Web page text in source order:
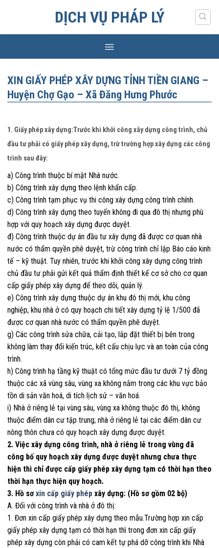
DỊCH VỤ PHÁP LÝ
XIN GIẤY PHÉP XÂY DỰNG TỈNH TIỀN GIANG –
Huyện Chợ Gạo – Xã Đăng Hưng Phước
1. Giấy phép xây dựng:Trước khi khởi công xây dựng công trình, chủ
đầu tư phải có giấy phép xây dựng, trừ trường hợp xây dựng các công
trình sau đây:
a) Công trình thuộc bí mật Nhà nước.
b) Công trình xây dựng theo lệnh khẩn cấp.
c) Công trình tạm phục vụ thi công xây dựng công trình chính.
d) Công trình xây dựng theo tuyến không đi qua đô thị nhưng phù
hợp với quy hoạch xây dựng được duyệt.
đ) Công trình thuộc dự án đầu tư xây dựng đã được cơ quan nhà
nước có thẩm quyền phê duyệt, trừ công trình chỉ lập Báo cáo kinh
tế – kỹ thuật. Tuy nhiên, trước khi khởi công xây dựng công trình
chủ đầu tư phải gửi kết quả thẩm định thiết kế cơ sở cho cơ quan
cấp giấy phép xây dựng để theo dõi, quản lý.
e) Công trình xây dựng thuộc dự án khu đô thị mới, khu công
nghiệp, khu nhà ở có quy hoạch chi tiết xây dựng tỷ lệ 1/500 đã
được cơ quan nhà nước có thẩm quyền phê duyệt.
g) Các công trình sửa chữa, cải tạo, lắp đặt thiết bị bên trong
không làm thay đổi kiến trúc, kết cấu chịu lực và an toàn của công
trình.
h) Công trình hạ tầng kỹ thuật có tổng mức đầu tư dưới 7 tỷ đồng
thuộc các xã vùng sâu, vùng xa không nằm trong các khu vực bảo
tồn di sản văn hoá, di tích lịch sử – văn hoá.
i) Nhà ở riêng lẻ tại vùng sâu, vùng xa không thuộc đô thị, không
thuộc điểm dân cư tập trung; nhà ở riêng lẻ tại các điểm dân cư
nông thôn chưa có quy hoạch xây dựng được duyệt.
2. Việc xây dựng công trình, nhà ở riêng lẻ trong vùng đã
công bố quy hoạch xây dựng được duyệt nhưng chưa thực
hiện thì chỉ được cấp giấy phép xây dựng tạm có thời hạn theo
thời hạn thực hiện quy hoạch.
3. Hồ sơ xin cấp giấy phép xây dựng: (Hồ sơ gồm 02 bộ)
A. Đối với công trình và nhà ở đô thị:
1. Đơn xin cấp giấy phép xây dựng theo mẫu.Trường hợp xin cấp
giấy phép xây dựng tạm có thời hạn thì trong đơn xin cấp giấy
phép xây dựng còn phải có cam kết tự phá dỡ công trình khi Nhà